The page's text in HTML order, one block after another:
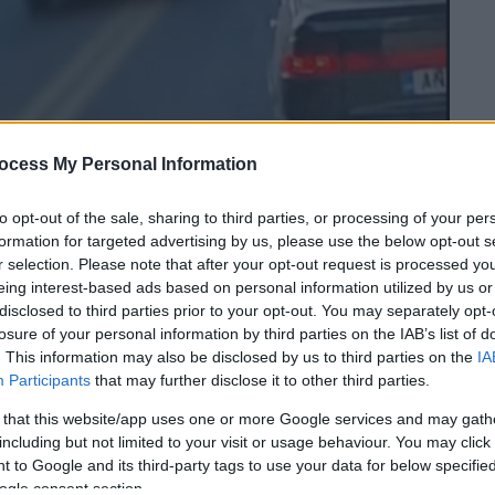
My Personal Information
opt-out of the sale, sharing to third parties, or processing of your
for targeted advertising by us, please use the below opt-out
selection. Please note that after your opt-out request is processed
interest-based ads based on personal information utilized by us
to third parties prior to your opt-out. You may separately
of your personal information by third parties on the IAB’s list of
This information may also be disclosed by us to third parties on the
Participants that may further disclose it to other third parties.
that this website/app uses one or more Google services and may
but not limited to your visit or usage behaviour. You may
to Google and its third-party tags to use your data for below
consent section.
το ΕΘΝΟΣ στη Google
social mediaστο οποίο αποτυπώνεται
επικίνδυνα, βάζοντας σεκίνδυνο
οδηγών.
δρόμοτουΗρακλείου, ο οδηγός
στη σειράπάνω σε κλειστή στροφή,